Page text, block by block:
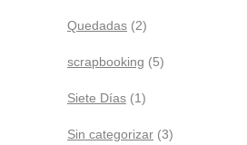
Quedadas (2)
scrapbooking (5)
Siete Días (1)
Sin categorizar (3)